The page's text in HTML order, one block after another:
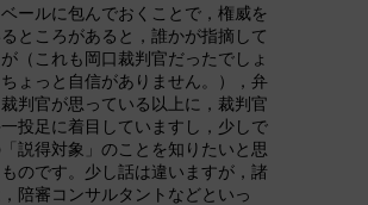
ールに包んでおくことで，権威を
ところがあると，誰かが指摘して
（これも岡口裁判官だったでしょ
ょっと自信がありません。），弁
判官が思っている以上に，裁判官
投足に着目していますし，少しで
説得対象」のことを知りたいと思
のです。少し話は違いますが，諸
陪審コンサルタントなどといっ